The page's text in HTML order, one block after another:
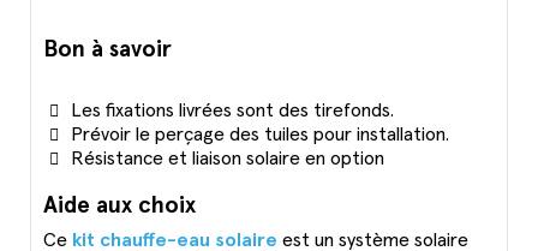
Bon à savoir
Les fixations livrées sont des tirefonds.
Prévoir le perçage des tuiles pour installation.
Résistance et liaison solaire en option
Aide aux choix
Ce kit chauffe-eau solaire est un système solaire